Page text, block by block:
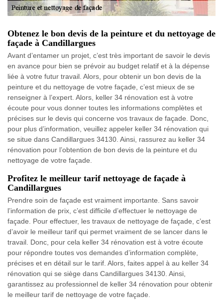
Obtenez le bon devis de la peinture et du nettoyage de
façade à Candillargues
Avant d’entamer un projet, c’est très important de savoir le devis
en avance pour bien se prévoir au budget relatif et à la dépense
liée à votre futur travail. Alors, pour obtenir un bon devis de la
peinture et du nettoyage de votre façade, c’est mieux de se
renseigner à l’expert. Alors, keller 34 rénovation est à votre
écoute pour vous donner toutes les informations complètes et
précises sur le devis qui concerne vos travaux de façade. Donc,
pour plus d’information, veuillez appeler keller 34 rénovation qui
se situe dans Candillargues 34130. Ainsi, rassurez au keller 34
rénovation pour l’obtention de bon devis de la peinture et du
nettoyage de votre façade.
Profitez le meilleur tarif nettoyage de façade à
Candillargues
Prendre soin de façade est vraiment importante. Sans savoir
l’information de prix, c’est difficile d’effectuer le nettoyage de
façade. Pour effectuer, les travaux de nettoyage de façade, c’est
d’avoir le meilleur tarif qui permet vraiment de se lancer dans le
travail. Donc, pour cela keller 34 rénovation est à votre écoute
pour répondre toutes vos demandes d’information complète,
précises et en détail sur le tarif. Alors, faites appel à au keller 34
rénovation qui se siège dans Candillargues 34130. Ainsi,
garantissez au professionnel de keller 34 rénovation pour obtenir
le meilleur tarif de nettoyage de votre façade.